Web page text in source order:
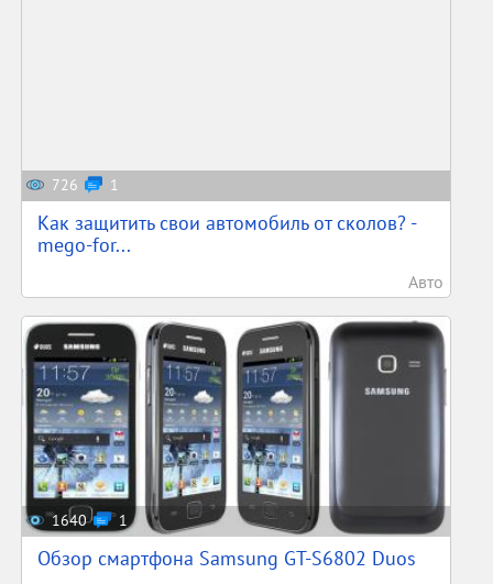
726 1
Как защитить свои автомобиль от сколов? -
mego-for...
Авто
1640 1
Обзор смартфона Samsung GT-S6802 Duos